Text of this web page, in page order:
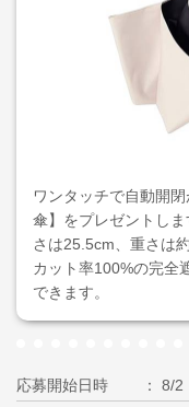
ワンタッチで自動開
傘】をプレゼントし
さは25.5cm、重さは
カット率100%の完全
できます。
応募開始日時
8/2